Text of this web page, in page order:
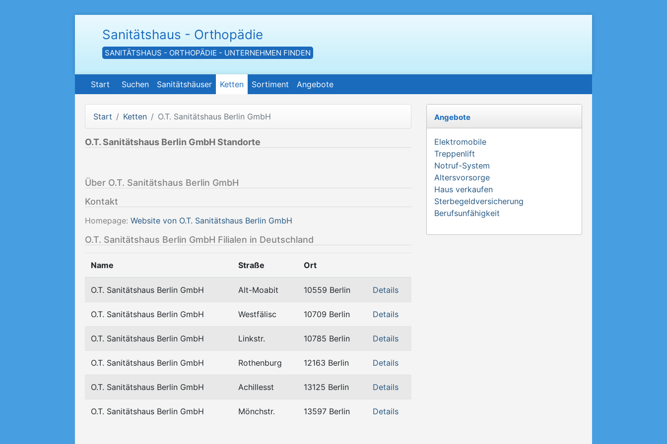
Sanitätshaus - Orthopädie
SANITÄTSHAUS - ORTHOPÄDIE - UNTERNEHMEN FINDEN
Start Suchen Sanitätshäuser Ketten Sortiment Angebote
Start Ketten O.T. Sanitätshaus Berlin GmbH
O.T. Sanitätshaus Berlin GmbH Standorte
Über O.T. Sanitätshaus Berlin GmbH
Kontakt
Homepage: Website von O.T. Sanitätshaus Berlin GmbH
O.T. Sanitätshaus Berlin GmbH Filialen in Deutschland
Name Straße Ort
O.T. Sanitätshaus Berlin GmbH Alt-Moabit 10559 Berlin Details
O.T. Sanitätshaus Berlin GmbH Westfälisc 10709 Berlin Details
O.T. Sanitätshaus Berlin GmbH Linkstr. 10785 Berlin Details
O.T. Sanitätshaus Berlin GmbH Rothenburg 12163 Berlin Details
O.T. Sanitätshaus Berlin GmbH Achillesst 13125 Berlin Details
O.T. Sanitätshaus Berlin GmbH Mönchstr. 13597 Berlin Details
Angebote
Elektromobile
Treppenlift
Notruf-System
Altersvorsorge
Haus verkaufen
Sterbegeldversicherung
Berufsunfähigkeit